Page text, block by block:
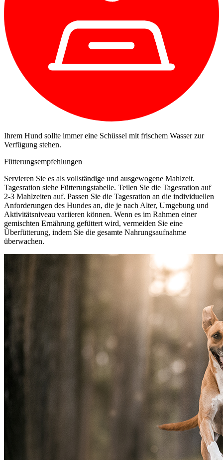
Ihrem Hund sollte immer eine Schüssel mit frischem Wasser zur
Verfügung stehen.
Fütterungsempfehlungen
Servieren Sie es als vollständige und ausgewogene Mahlzeit.
Tagesration siehe Fütterungstabelle. Teilen Sie die Tagesration auf
2-3 Mahlzeiten auf. Passen Sie die Tagesration an die individuellen
Anforderungen des Hundes an, die je nach Alter, Umgebung und
Aktivitätsniveau variieren können. Wenn es im Rahmen einer
gemischten Ernährung gefüttert wird, vermeiden Sie eine
Überfütterung, indem Sie die gesamte Nahrungsaufnahme
überwachen.